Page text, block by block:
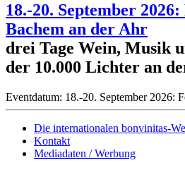
18.-20. September
Bachem an der Ahr
drei Tage Wein, Musik
der 10.000 Lichter an
Eventdatum: 18.-20. September 2026:
Die internationalen bonvinitas-
Kontakt
Mediadaten / Werbung